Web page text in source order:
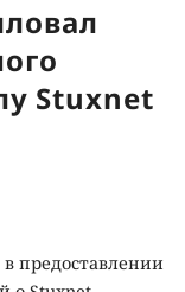
Stuxnet
предоставлении